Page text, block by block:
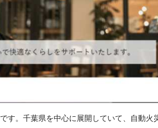
です。千葉県を中心に展開していて、自動火